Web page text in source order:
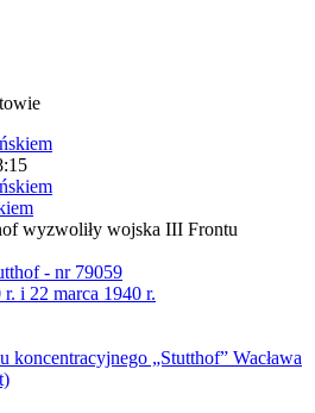
wyzwoliły wojska III Frontu
- nr 79059
i 22 marca 1940 r.
koncentracyjnego „Stutthof” Wacława